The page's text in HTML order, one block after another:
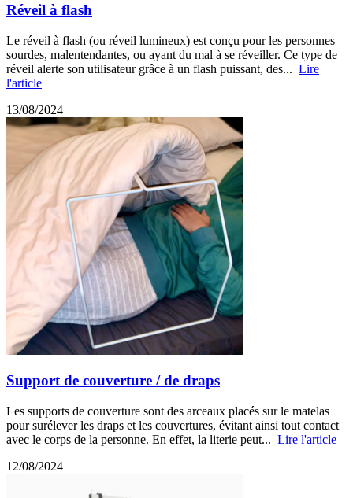
Réveil à flash
Le réveil à flash (ou réveil lumineux) est conçu pour les personnes
sourdes, malentendantes, ou ayant du mal à se réveiller. Ce type de
réveil alerte son utilisateur grâce à un flash puissant, des... Lire
l'article
13/08/2024
Support de couverture / de draps
Les supports de couverture sont des arceaux placés sur le matelas
pour surélever les draps et les couvertures, évitant ainsi tout contact
avec le corps de la personne. En effet, la literie peut... Lire l'article
12/08/2024